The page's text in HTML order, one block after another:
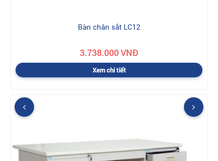
Bàn chân sắt LC12
3.738.000 VNĐ
Xem chi tiết